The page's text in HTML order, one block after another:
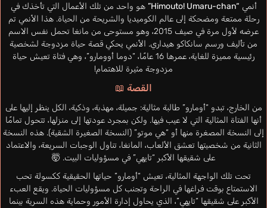
أنمي “Himouto! Umaru-chan”
هو واحد من تلك الأعمال التي تأخذك في
رحلة ممتعة ومضحكة إلى عالم الكوميديا والشريحة من الحياة. هذا الأنمي تم
عرضه لأول مرة في صيف 2015، وهو مستوحى من مانغا تحمل نفس الاسم
من تأليف ورسم سانكاكو هيداري. الأنمي يحكي قصة حياة مزدوجة لشخصية
رئيسية مميزة للغاية، عمرها 16 عامًا، “دوما أوومارو”، وهي فتاة تعيش حياة
مزدوجة مثيرة للاهتمام!
القصة 📖
من الخارج، تبدو “أومارو” طالبة مثالية: جميلة، مهذبة، وذكية، الكل ينظر إليها على
أنها الفتاة المثالية التي لا عيب فيها. ولكن بمجرد عودتها إلى منزلها، تتحول تمامًا
إلى النسخة المصغرة منها أو “هي موتو” (النسخة الصغيرة الشقية). هذه النسخة
الثانية من شخصيتها تعشق الألعاب، المانغا، تناول الوجبات السريعة، والاعتماد
على شقيقها الأكبر “تايهي” في مسؤوليات البيت. 🤯
تحت تلك الواجهة المثالية، تعيش “أومارو” حياتها الحقيقية ككسولة تحب
الاستمتاع بوقت فراغها في الراحة وتجنب كل مسؤوليات الحياة. ويقع العبء
الأكبر على شقيقها “تايهي”، الذي يحاول إدارة الأمور وحماية هذه السرية بينما